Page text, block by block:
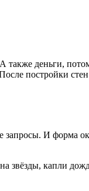
деньги,
постройки
И форма
звёзды, капли